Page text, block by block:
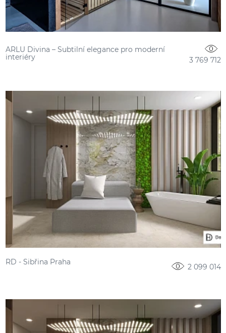
ARLU Divina – Subtilní elegance pro moderní
interiéry
3 769 712
RD - Sibřina Praha
2 099 014